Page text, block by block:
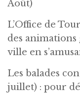
Août)
L’Office de
des
ville en
Les balades
juillet) : pour